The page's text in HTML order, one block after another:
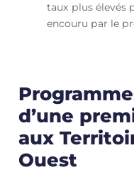
taux plus élevés
encouru par le
d’une
aux
Ouest